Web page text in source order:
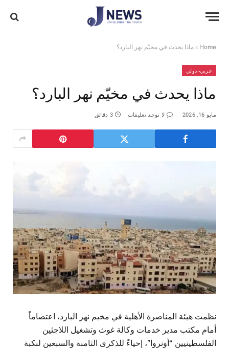
Home
» ماذا يحدث في مخيّم نهر البارد؟
عربي- دولي
ماذا يحدث في مخيّم نهر البارد؟
مايو 16, 2026 لا توجد تعليقات 3 دقائق
نظمت هيئة المناصرة الأهلية في مخيم نهر البارد، اعتصاماً
أمام مكتب مدير خدمات وكالة غوث وتشغيل اللاجئين
الفلسطينيين “أونروا”، إحياءً للذكرى الثامنة والسبعين لنكبة